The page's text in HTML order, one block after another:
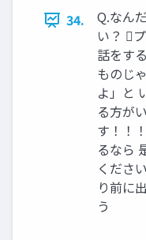
34.
Q.なん
い？ 
話をす
ものじ
よ」と
る方が
す！！
るなら
くださ
り前に
う